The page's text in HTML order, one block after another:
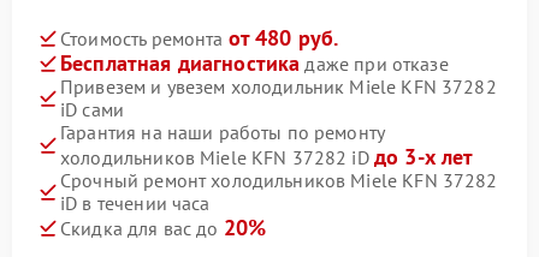
Стоимость ремонта от 480 руб.
Бесплатная диагностика даже при отказе
Привезем и увезем холодильник Miele KFN 37282
iD сами
Гарантия на наши работы по ремонту
холодильников Miele KFN 37282 iD до 3-х лет
Срочный ремонт холодильников Miele KFN 37282
iD в течении часа
Скидка для вас до 20%